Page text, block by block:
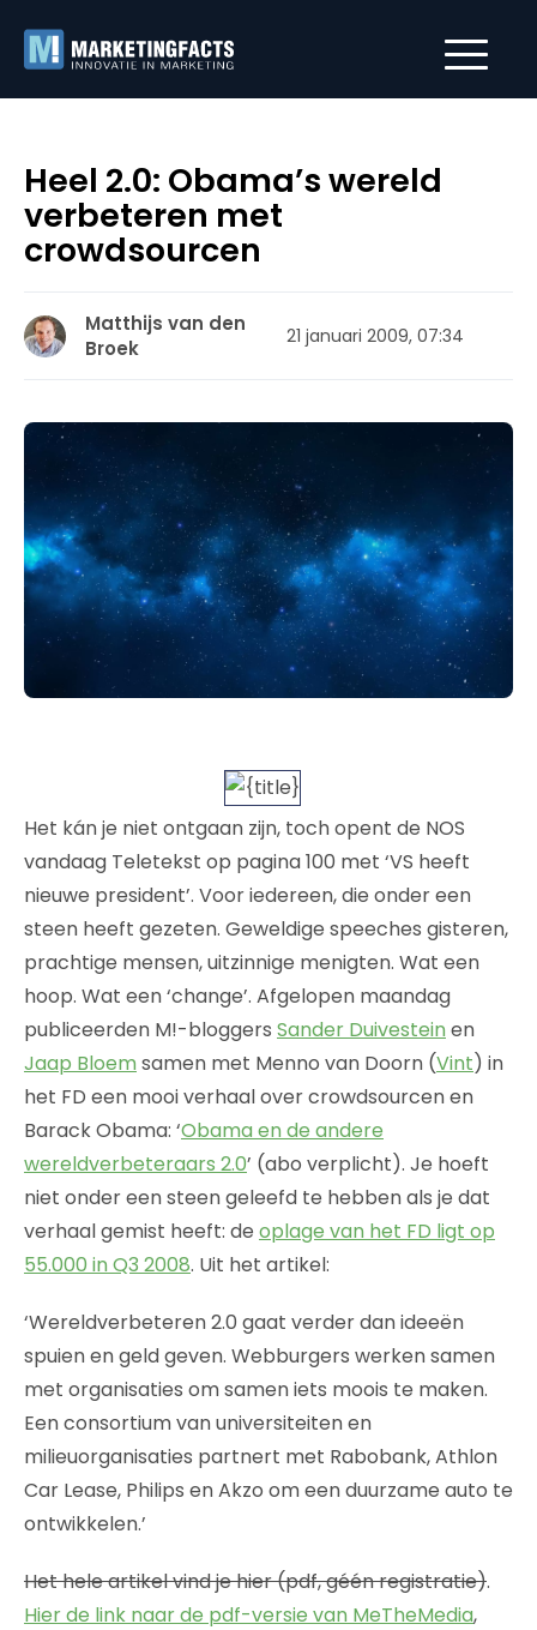
Heel 2.0: Obama’s wereld
verbeteren met
crowdsourcen
Matthijs van den
Broek
21 januari 2009, 07:34
Het kán je niet ontgaan zijn, toch opent de NOS
vandaag Teletekst op pagina 100 met ‘VS heeft
nieuwe president’. Voor iedereen, die onder een
steen heeft gezeten. Geweldige speeches gisteren,
prachtige mensen, uitzinnige menigten. Wat een
hoop. Wat een ‘change’. Afgelopen maandag
publiceerden M!-bloggers Sander Duivestein en
Jaap Bloem samen met Menno van Doorn (Vint) in
het FD een mooi verhaal over crowdsourcen en
Barack Obama: ‘Obama en de andere
wereldverbeteraars 2.0’ (abo verplicht). Je hoeft
niet onder een steen geleefd te hebben als je dat
verhaal gemist heeft: de oplage van het FD ligt op
55.000 in Q3 2008. Uit het artikel:
‘Wereldverbeteren 2.0 gaat verder dan ideeën
spuien en geld geven. Webburgers werken samen
met organisaties om samen iets moois te maken.
Een consortium van universiteiten en
milieuorganisaties partnert met Rabobank, Athlon
Car Lease, Philips en Akzo om een duurzame auto te
ontwikkelen.’
Het hele artikel vind je hier (pdf, géén registratie).
Hier de link naar de pdf-versie van MeTheMedia,